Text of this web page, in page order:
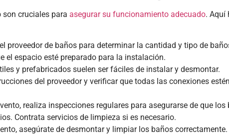
cruciales para asegurar su funcionamiento adecuado. Aquí
proveedor de baños para determinar la cantidad y tipo de
el espacio esté preparado para la instalación.
y prefabricados suelen ser fáciles de instalar y desmontar.
del proveedor y verificar que todas las conexiones estén
realiza inspecciones regulares para asegurarse de que los
Contrata servicios de limpieza si es necesario.
asegúrate de desmontar y limpiar los baños correctamente.